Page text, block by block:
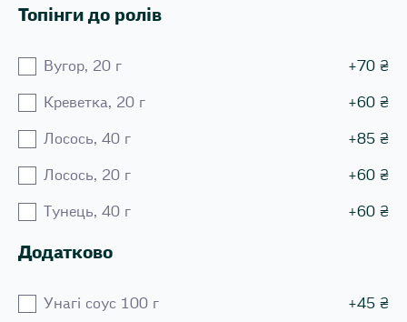
Топінги до ролів
Вугор, 20 г +70 ₴
Креветка, 20 г +60 ₴
Лосось, 40 г +85 ₴
Лосось, 20 г +60 ₴
Тунець, 40 г +60 ₴
Додатково
Унагі соус 100 г +45 ₴